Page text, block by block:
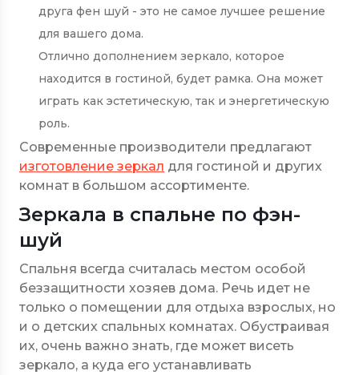
друга фен шуй - это не самое лучшее решение
для вашего дома.
Отлично дополнением зеркало, которое
находится в гостиной, будет рамка. Она может
играть как эстетическую, так и энергетическую
роль.
Современные производители предлагают
изготовление зеркал для гостиной и других
комнат в большом ассортименте.
Зеркала в спальне по фэн-
шуй
Спальня всегда считалась местом особой
беззащитности хозяев дома. Речь идет не
только о помещении для отдыха взрослых, но
и о детских спальных комнатах. Обустраивая
их, очень важно знать, где может висеть
зеркало, а куда его устанавливать